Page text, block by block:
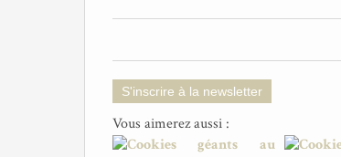
S'inscrire à la newsletter
Vous aimerez aussi :